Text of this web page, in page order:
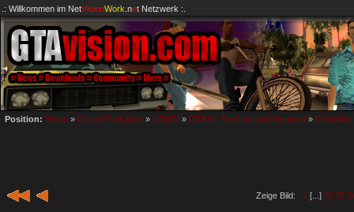
.: Willkommen im NetVisionWork .netNetzwerk :.
Position: Home » Grand Theft Auto » GTA IV » GTA IV: The Lost and Damned » Offizielles
Zeige Bild: 1 [...] 56 57